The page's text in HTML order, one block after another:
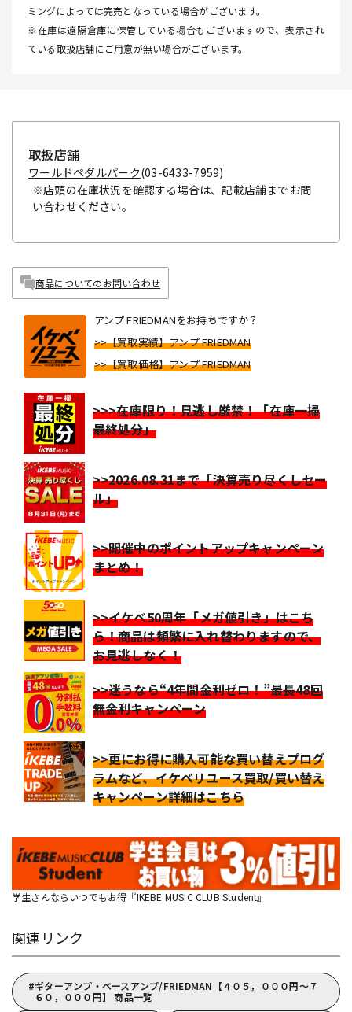
ミングによっては完売となっている場合がございます。
※在庫は遠隔倉庫に保管している場合もございますので、表示され
ている取扱店舗にご用意が無い場合がございます。
取扱店舗
ワールドペダルパーク(03-6433-7959)
※店頭の在庫状況を確認する場合は、記載店舗までお問
い合わせください。
商品についてのお問い合わせ
アンプ FRIEDMANをお持ちですか？
>>【買取実績】アンプ FRIEDMAN
>>【買取価格】アンプ FRIEDMAN
>>>在庫限り！見逃し厳禁！「在庫一掃
最終処分」
>>2026.08.31まで「決算売り尽くしセー
ル」
>>開催中のポイントアップキャンペーン
まとめ！
>>イケベ50周年「メガ値引き」はこち
ら！商品は頻繁に入れ替わりますので、
お見逃しなく！
>>迷うなら“4年間金利ゼロ！”最長48回
無金利キャンペーン
>>更にお得に購入可能な買い替えプログ
ラムなど、イケベリユース買取/買い替え
キャンペーン詳細はこちら
学生さんならいつでもお得『IKEBE MUSIC CLUB Student』
関連リンク
ギターアンプ・ベースアンプ/FRIEDMAN【４０５，０００円～７
６０，０００円】 商品一覧